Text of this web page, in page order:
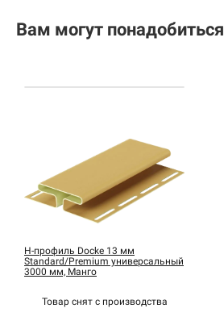
Вам могут понадобиться
H-профиль Docke 13 мм
Standard/Premium универсальный
3000 мм, Манго
Товар снят с производства